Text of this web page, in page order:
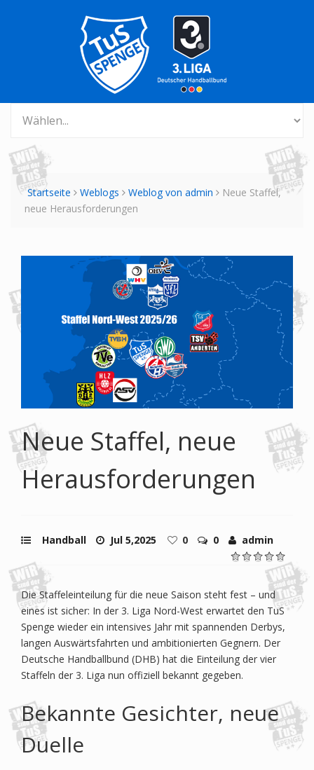
Startseite Weblogs Weblog von admin
Neue Staffel,
neue Herausforderungen
Neue Staffel, neue
Herausforderungen
Handball Jul 5,2025 0 0 admin
Die Staffeleinteilung für die neue Saison steht fest – und
eines ist sicher: In der 3. Liga Nord-West erwartet den TuS
Spenge wieder ein intensives Jahr mit spannenden Derbys,
langen Auswärtsfahrten und ambitionierten Gegnern. Der
Deutsche Handballbund (DHB) hat die Einteilung der vier
Staffeln der 3. Liga nun offiziell bekannt gegeben.
Bekannte Gesichter, neue
Duelle